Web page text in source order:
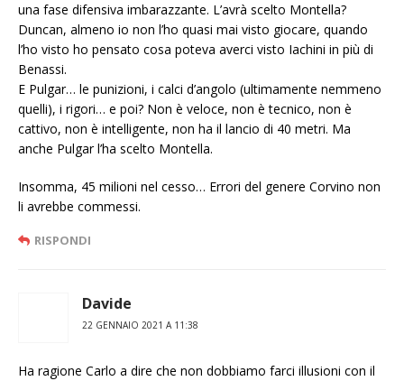
una fase difensiva imbarazzante. L’avrà scelto Montella?
Duncan, almeno io non l’ho quasi mai visto giocare, quando
l’ho visto ho pensato cosa poteva averci visto Iachini in più di
Benassi.
E Pulgar… le punizioni, i calci d’angolo (ultimamente nemmeno
quelli), i rigori… e poi? Non è veloce, non è tecnico, non è
cattivo, non è intelligente, non ha il lancio di 40 metri. Ma
anche Pulgar l’ha scelto Montella.
Insomma, 45 milioni nel cesso… Errori del genere Corvino non
li avrebbe commessi.
RISPONDI
Davide
22 GENNAIO 2021 A 11:38
Ha ragione Carlo a dire che non dobbiamo farci illusioni con il